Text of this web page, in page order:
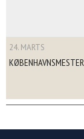
24. MARTS